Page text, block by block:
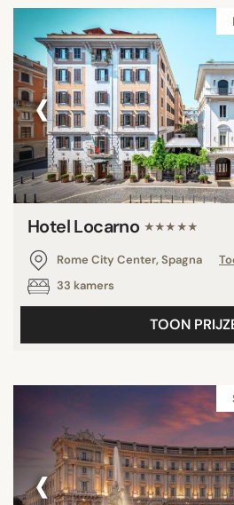
‹
Hotel Locarno ★★★★★
Rome City Center, Spagna
33 kamers
TOON
‹